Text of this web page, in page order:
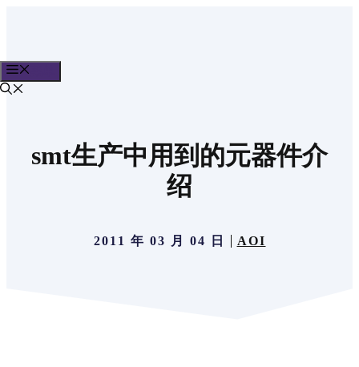
内
容
smt生产中用到的元器件介
绍
2011 年 03 月 04 日 AOI